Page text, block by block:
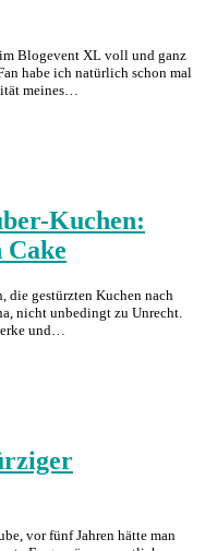
Blogevent XL voll und ganz
habe ich natürlich schon mal
meines…
Kuchen:
Cake
die gestürzten Kuchen nach
nicht unbedingt zu Unrecht.
und…
vor fünf Jahren hätte man